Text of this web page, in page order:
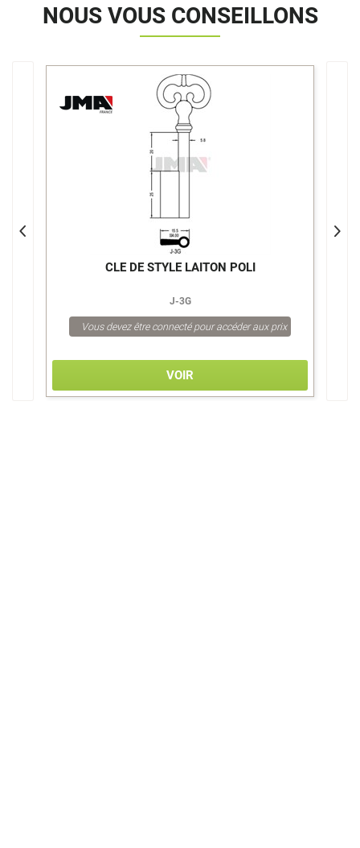
NOUS VOUS CONSEILLONS
CLE DE STYLE LAITON POLI
J-3G
Vous devez être connecté pour accéder aux prix
VOIR